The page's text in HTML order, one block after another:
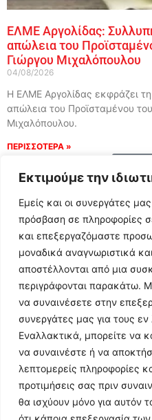
Εκτιμούμε την
Εμείς και οι συνεργάτες
πρόσβαση σε πληροφορίες
και επεξεργαζόμαστε
μοναδικά αναγνωριστικά
αποστέλλονται από μια
περιγράφονται παρακάτω.
να συναινέσετε στην
συνεργάτες μας για τους
Εναλλακτικά, μπορείτε να
να συναινέστε ή να
λεπτομερείς πληροφορίες
προτιμήσεις σας πριν
θα ισχύουν μόνο για αυτόν
ΕΛΜΕ Αργολίδας:
απώλεια του
Γιώργου Μιχαλόπουλου
04/08/2026
Η ΕΛΜΕ Αργολίδας εκφράζει τη
απώλεια του Προϊσταμένου
Μιχαλόπουλου.
ΠΕΡΙΣΣΟΤΕΡΑ »
© 2024 All